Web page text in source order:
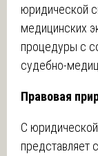
юридической
медицинских
процедуры с
судебно-
Правовая
С
представляет